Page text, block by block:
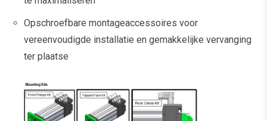
Opschroefbare montageaccessoires voor
vereenvoudigde installatie en gemakkelijke vervanging
ter plaatse